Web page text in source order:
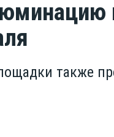
также